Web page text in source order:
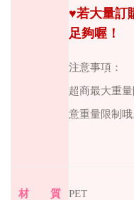
♥若大量訂
足夠喔！
注意事項：
超商最大重
意重量限制哦
材 質 PET